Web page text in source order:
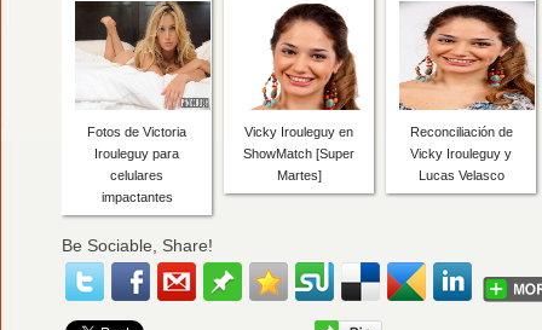
Fotos de Victoria
Irouleguy para
celulares
impactantes
Vicky Irouleguy en
ShowMatch [Super
Martes]
Reconciliación de
Vicky Irouleguy y
Lucas Velasco
Be Sociable, Share!